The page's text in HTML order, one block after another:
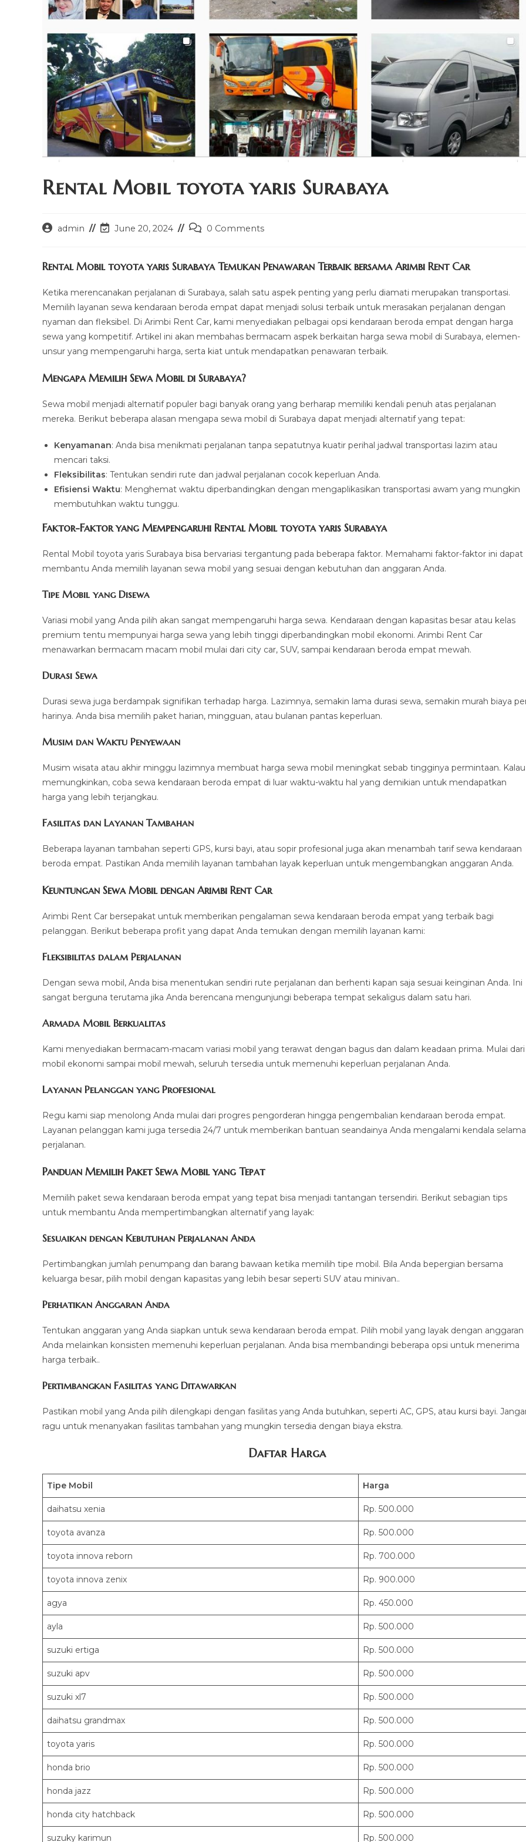
Rental Mobil toyota yaris Surabaya
Postadmin
PostJune 20, 2024
Post0 Comments
Rental Mobil toyota yaris Surabaya Temukan Penawaran Terbaik bersama Arimbi Rent Car
Ketika merencanakan perjalanan di Surabaya, salah satu aspek penting yang perlu diamati merupakan transportasi.
Memilih layanan sewa kendaraan beroda empat dapat menjadi solusi terbaik untuk merasakan perjalanan dengan
nyaman dan fleksibel. Di Arimbi Rent Car, kami menyediakan pelbagai opsi kendaraan beroda empat dengan harga
sewa yang kompetitif. Artikel ini akan membahas bermacam aspek berkaitan harga sewa mobil di Surabaya, elemen-
unsur yang mempengaruhi harga, serta kiat untuk mendapatkan penawaran terbaik.
Mengapa Memilih Sewa Mobil di Surabaya?
Sewa mobil menjadi alternatif populer bagi banyak orang yang berharap memiliki kendali penuh atas perjalanan
mereka. Berikut beberapa alasan mengapa sewa mobil di Surabaya dapat menjadi alternatif yang tepat:
Kenyamanan: Anda bisa menikmati perjalanan tanpa sepatutnya kuatir perihal jadwal transportasi lazim atau
mencari taksi.
Fleksibilitas: Tentukan sendiri rute dan jadwal perjalanan cocok keperluan Anda.
Efisiensi Waktu: Menghemat waktu diperbandingkan dengan mengaplikasikan transportasi awam yang mungkin
membutuhkan waktu tunggu.
Faktor-Faktor yang Mempengaruhi Rental Mobil toyota yaris Surabaya
Rental Mobil toyota yaris Surabaya bisa bervariasi tergantung pada beberapa faktor. Memahami faktor-faktor ini dapat
membantu Anda memilih layanan sewa mobil yang sesuai dengan kebutuhan dan anggaran Anda.
Tipe Mobil yang Disewa
Variasi mobil yang Anda pilih akan sangat mempengaruhi harga sewa. Kendaraan dengan kapasitas besar atau kelas
premium tentu mempunyai harga sewa yang lebih tinggi diperbandingkan mobil ekonomi. Arimbi Rent Car
menawarkan bermacam macam mobil mulai dari city car, SUV, sampai kendaraan beroda empat mewah.
Durasi Sewa
Durasi sewa juga berdampak signifikan terhadap harga. Lazimnya, semakin lama durasi sewa, semakin murah biaya
harinya. Anda bisa memilih paket harian, mingguan, atau bulanan pantas keperluan.
Musim dan Waktu Penyewaan
Musim wisata atau akhir minggu lazimnya membuat harga sewa mobil meningkat sebab tingginya permintaan. Kalau
memungkinkan, coba sewa kendaraan beroda empat di luar waktu-waktu hal yang demikian untuk mendapatkan
harga yang lebih terjangkau.
Fasilitas dan Layanan Tambahan
Beberapa layanan tambahan seperti GPS, kursi bayi, atau sopir profesional juga akan menambah tarif sewa kendaraan
beroda empat. Pastikan Anda memilih layanan tambahan layak keperluan untuk mengembangkan anggaran Anda.
Keuntungan Sewa Mobil dengan Arimbi Rent Car
Arimbi Rent Car bersepakat untuk memberikan pengalaman sewa kendaraan beroda empat yang terbaik bagi
pelanggan. Berikut beberapa profit yang dapat Anda temukan dengan memilih layanan kami:
Fleksibilitas dalam Perjalanan
Dengan sewa mobil, Anda bisa menentukan sendiri rute perjalanan dan berhenti kapan saja sesuai keinginan Anda. Ini
sangat berguna terutama jika Anda berencana mengunjungi beberapa tempat sekaligus dalam satu hari.
Armada Mobil Berkualitas
Kami menyediakan bermacam-macam variasi mobil yang terawat dengan bagus dan dalam keadaan prima. Mulai dari
mobil ekonomi sampai mobil mewah, seluruh tersedia untuk memenuhi keperluan perjalanan Anda.
Layanan Pelanggan yang Profesional
Regu kami siap menolong Anda mulai dari progres pengorderan hingga pengembalian kendaraan beroda empat.
Layanan pelanggan kami juga tersedia 24/7 untuk memberikan bantuan seandainya Anda mengalami kendala selama
perjalanan.
Panduan Memilih Paket Sewa Mobil yang Tepat
Memilih paket sewa kendaraan beroda empat yang tepat bisa menjadi tantangan tersendiri. Berikut sebagian tips
untuk membantu Anda mempertimbangkan alternatif yang layak:
Sesuaikan dengan Kebutuhan Perjalanan Anda
Pertimbangkan jumlah penumpang dan barang bawaan ketika memilih tipe mobil. Bila Anda bepergian bersama
keluarga besar, pilih mobil dengan kapasitas yang lebih besar seperti SUV atau minivan..
Perhatikan Anggaran Anda
Tentukan anggaran yang Anda siapkan untuk sewa kendaraan beroda empat. Pilih mobil yang layak dengan anggaran
Anda melainkan konsisten memenuhi keperluan perjalanan. Anda bisa membandingi beberapa opsi untuk menerima
harga terbaik..
Pertimbangkan Fasilitas yang Ditawarkan
Pastikan mobil yang Anda pilih dilengkapi dengan fasilitas yang Anda butuhkan, seperti AC, GPS, atau kursi bayi.
ragu untuk menanyakan fasilitas tambahan yang mungkin tersedia dengan biaya ekstra.
Daftar Harga
Tipe Mobil Harga
daihatsu xenia Rp. 500.000
toyota avanza Rp. 500.000
toyota innova reborn Rp. 700.000
toyota innova zenix Rp. 900.000
agya Rp. 450.000
ayla Rp. 500.000
suzuki ertiga Rp. 500.000
suzuki apv Rp. 500.000
suzuki xl7 Rp. 500.000
daihatsu grandmax Rp. 500.000
toyota yaris Rp. 500.000
honda brio Rp. 500.000
honda jazz Rp. 500.000
honda city hatchback Rp. 500.000
suzuky karimun Rp. 500.000